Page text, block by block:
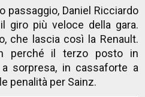
passaggio, Daniel Ricciardo
giro più veloce della gara.
che lascia così la Renault.
perché il terzo posto in
sorpresa, in cassaforte a
penalità per Sainz.